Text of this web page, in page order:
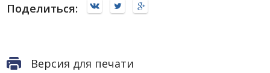
Поделиться:
Версия для печати